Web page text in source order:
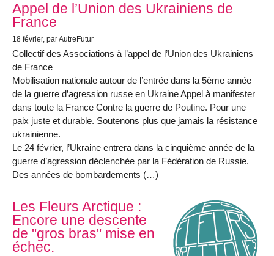
Appel de l’Union des Ukrainiens de
France
18 février, par AutreFutur
Collectif des Associations à l’appel de l’Union des Ukrainiens
de France
Mobilisation nationale autour de l’entrée dans la 5ème année
de la guerre d’agression russe en Ukraine Appel à manifester
dans toute la France Contre la guerre de Poutine. Pour une
paix juste et durable. Soutenons plus que jamais la résistance
ukrainienne.
Le 24 février, l’Ukraine entrera dans la cinquième année de la
guerre d’agression déclenchée par la Fédération de Russie.
Des années de bombardements (…)
Les Fleurs Arctique :
Encore une descente
de "gros bras" mise en
échec.